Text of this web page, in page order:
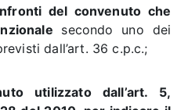
del convenuto che
secondo uno dei
dall’art. 36 c.p.c.;
utilizzato dall’art. 5,